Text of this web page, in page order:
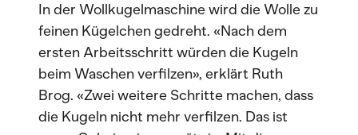
In der Wollkugelmaschine wird die Wolle zu
feinen Kügelchen gedreht. «Nach dem
ersten Arbeitsschritt würden die Kugeln
beim Waschen verfilzen», erklärt Ruth
Brog. «Zwei weitere Schritte machen, dass
die Kugeln nicht mehr verfilzen. Das ist